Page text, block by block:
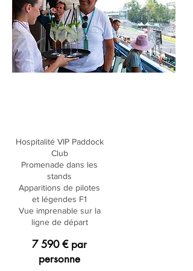
​Hospitalité VIP Paddock
Club
Promenade dans les
stands
Apparitions de pilotes
et légendes F1
Vue imprenable sur la
ligne de départ
7 590 € par
personne